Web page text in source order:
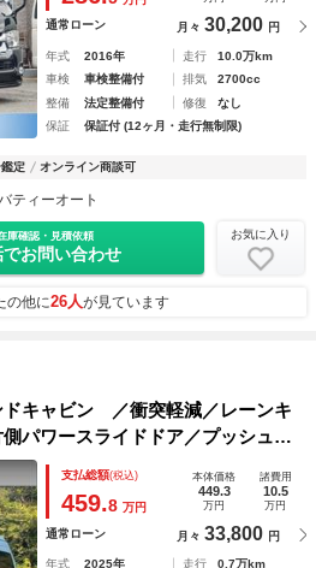
通常ローン 月々 30,200 円
年式 2016年 走行
10.0万km
車検
車検整備付 排気
2700cc
整備
法定整備付 修復
なし
保証
保証付 (12ヶ月・走行無制限)
定 オンライン商談可
ティーオート
庫確認・見積依頼
お問い合わせ
お気に入り
の他に26人が見ています
キャビン ／衝突軽減／レーンキ
パワースライドドア／プッシュス
ラ／Ｂｌｕｅｔｏｏｔｈ／ＵＳＢ
マチックハイビーム／スマートキ
支払総額(税込)
459.8 万円
本体価格
449.3
万円
諸費用
10.5
万円
通常ローン 月々 33,800 円
年式 2025年 走行
0.7万km